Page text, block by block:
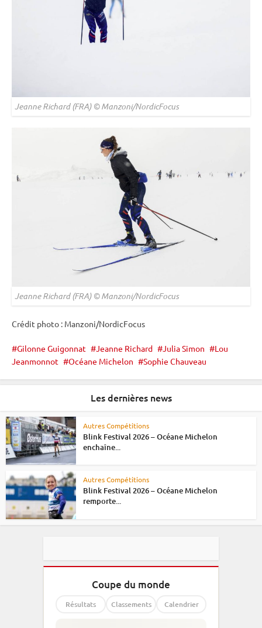
Jeanne Richard (FRA) © Manzoni/NordicFocus
Jeanne Richard (FRA) © Manzoni/NordicFocus
Crédit photo : Manzoni/NordicFocus
Gilonne Guigonnat Jeanne Richard Julia Simon
Lou
Jeanmonnot
Océane Michelon Sophie Chauveau
Les dernières news
Autres Compétitions
Blink Festival 2026 – Océane Michelon
enchaîne...
Autres Compétitions
Blink Festival 2026 – Océane Michelon
remporte...
Coupe du monde
Résultats Classements Calendrier